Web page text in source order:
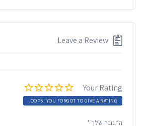
Leave a Review
Your Rating
OOPS! YOU FORGOT TO GIVE A RATING.
התגובה שלך *